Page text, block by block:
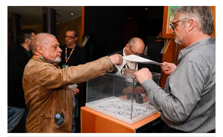
dispositiu que
permeten que el
lloc funcioni tan
rebutja
aquestes
cookies
algunes
funcionalitats
desapareixeran
del lloc web.
Màrqueting
En compartir
els teus